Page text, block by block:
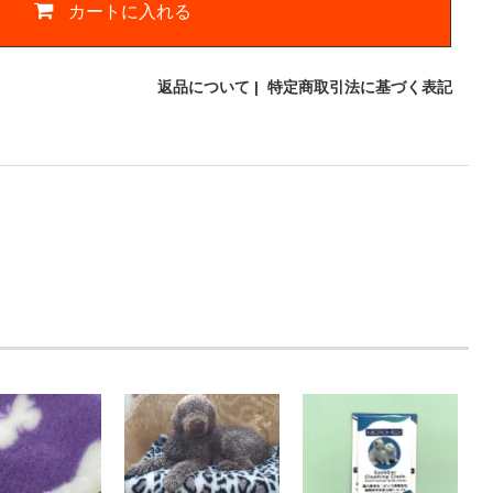
カートに入れる
返品について | 特定商取引法に基づく表記